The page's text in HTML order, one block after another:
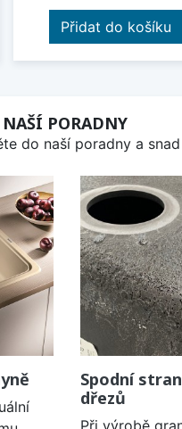
Přidat do košíku
PORADNY
do naší poradny a
Spodní
dřezů
Při výrobě